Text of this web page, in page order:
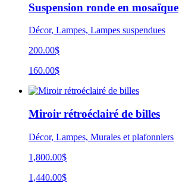
Suspension ronde en mosaïque
Décor, Lampes, Lampes suspendues
200.00$
160.00$
Miroir rétroéclairé de billes
Décor, Lampes, Murales et plafonniers
1,800.00$
1,440.00$